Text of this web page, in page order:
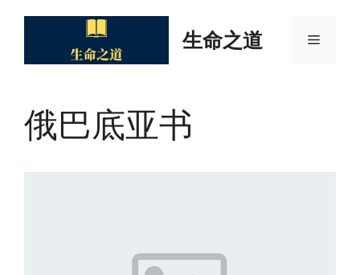
生命之道 Menu
俄巴底亚书